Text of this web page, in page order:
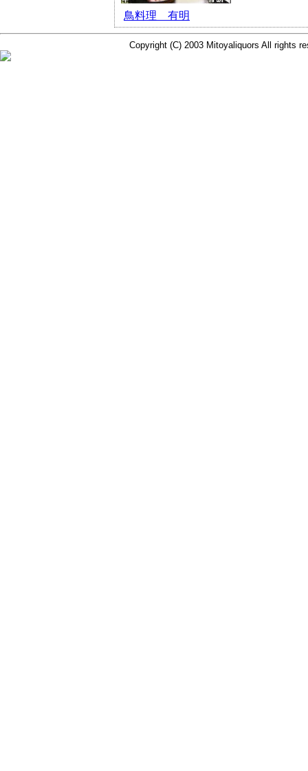
鳥料理 有明
Copyright (C) 2003 Mitoyaliquors All rights